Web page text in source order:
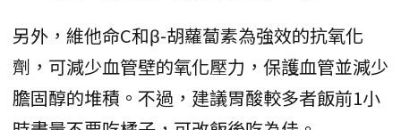
另外，維他命C和β-胡蘿蔔素為強效的抗氧化
劑，可減少血管壁的氧化壓力，保護血管並減少
膽固醇的堆積。不過，建議胃酸較多者飯前1小